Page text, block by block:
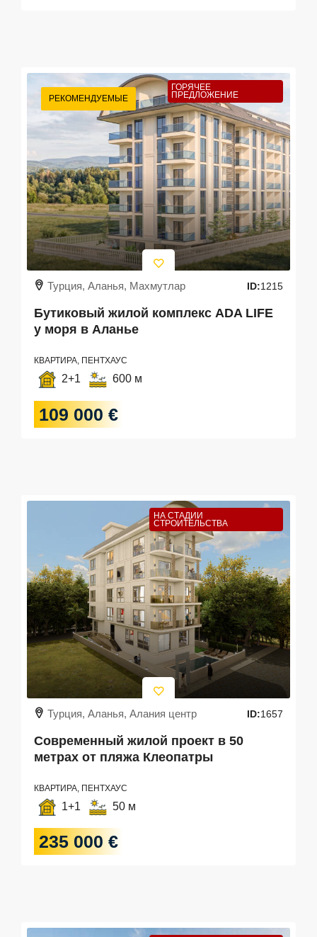
РЕКОМЕНДУЕМЫЕ
ГОРЯЧЕЕ
ПРЕДЛОЖЕНИЕ
Турция, Аланья, Махмутлар ID:1215
Бутиковый жилой комплекс ADA LIFE
у моря в Аланье
КВАРТИРА, ПЕНТХАУС
2+1 600 м
109 000 €
НА СТАДИИ
СТРОИТЕЛЬСТВА
Турция, Аланья, Алания центр ID:1657
Современный жилой проект в 50
метрах от пляжа Клеопатры
КВАРТИРА, ПЕНТХАУС
1+1 50 м
235 000 €